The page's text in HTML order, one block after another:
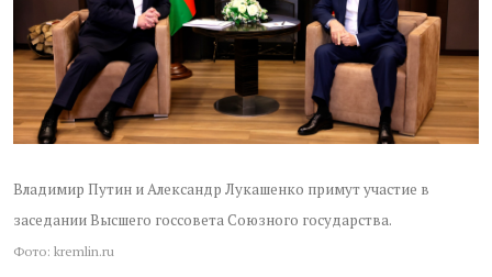
Владимир Путин и Александр Лукашенко примут участие в
заседании Высшего госсовета Союзного государства.
Фото: kremlin.ru